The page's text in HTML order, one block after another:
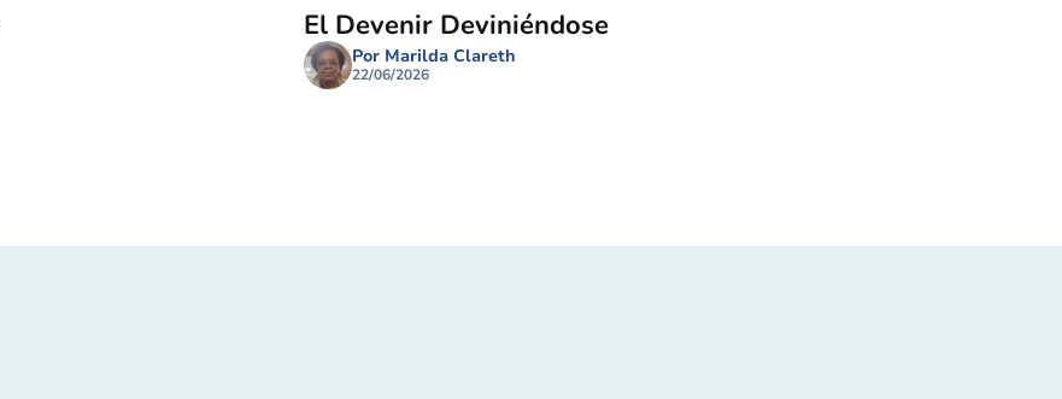
El Devenir Deviniéndose
Por Marilda Clareth
22/06/2026